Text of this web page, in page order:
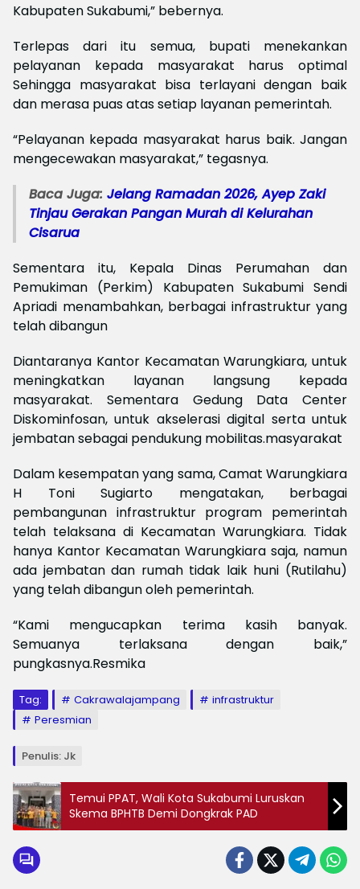
Kabupaten Sukabumi,” bebernya.
Terlepas dari itu semua, bupati menekankan
pelayanan kepada masyarakat harus optimal
Sehingga masyarakat bisa terlayani dengan baik
dan merasa puas atas setiap layanan pemerintah.
“Pelayanan kepada masyarakat harus baik. Jangan
mengecewakan masyarakat,” tegasnya.
Baca Juga: Jelang Ramadan 2026, Ayep Zaki
Tinjau Gerakan Pangan Murah di Kelurahan
Cisarua
Sementara itu, Kepala Dinas Perumahan dan
Pemukiman (Perkim) Kabupaten Sukabumi Sendi
Apriadi menambahkan, berbagai infrastruktur yang
telah dibangun
Diantaranya Kantor Kecamatan Warungkiara, untuk
meningkatkan layanan langsung kepada
masyarakat. Sementara Gedung Data Center
Diskominfosan, untuk akselerasi digital serta untuk
jembatan sebagai pendukung mobilitas.masyarakat
Dalam kesempatan yang sama, Camat Warungkiara
H Toni Sugiarto mengatakan, berbagai
pembangunan infrastruktur program pemerintah
telah telaksana di Kecamatan Warungkiara. Tidak
hanya Kantor Kecamatan Warungkiara saja, namun
ada jembatan dan rumah tidak laik huni (Rutilahu)
yang telah dibangun oleh pemerintah.
“Kami mengucapkan terima kasih banyak.
Semuanya terlaksana dengan baik,”
pungkasnya.Resmika
Tag: Cakrawalajampang
infrastruktur
Peresmian
Penulis: Jk
Temui PPAT, Wali Kota Sukabumi Luruskan
Skema BPHTB Demi Dongkrak PAD